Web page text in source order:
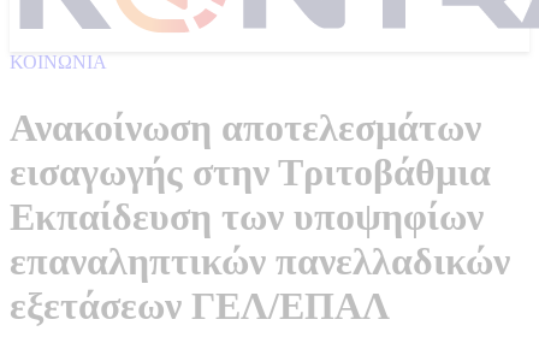
ΚΟΙΝΩΝΙΑ
Ανακοίνωση αποτελεσμάτων
εισαγωγής στην Τριτοβάθμια
Εκπαίδευση των υποψηφίων
επαναληπτικών πανελλαδικών
εξετάσεων ΓΕΛ/ΕΠΑΛ